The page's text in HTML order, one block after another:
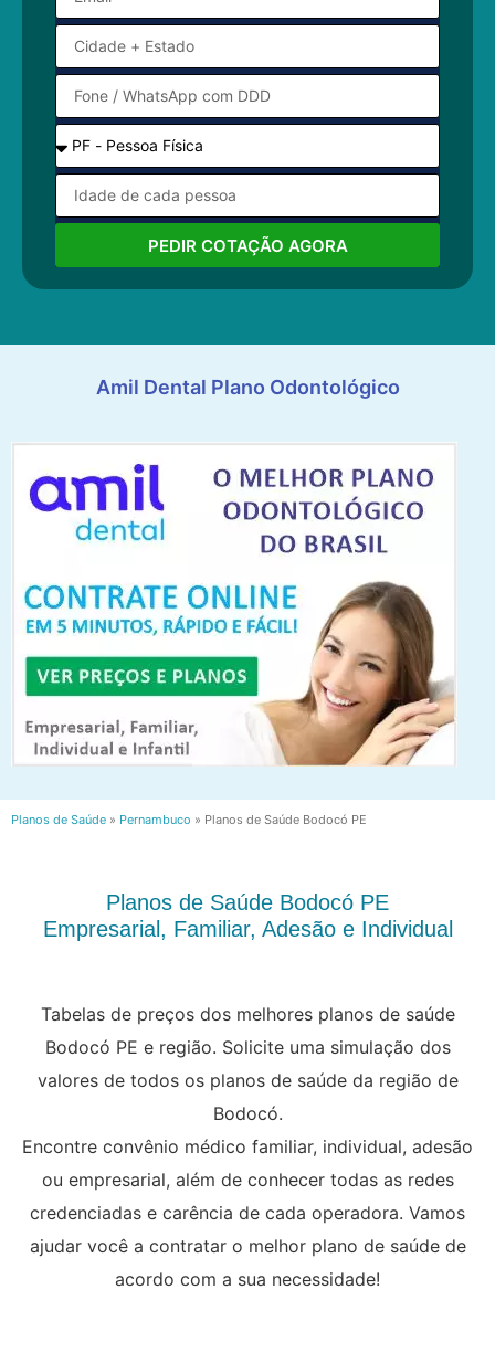
PEDIR COTAÇÃO AGORA
Amil Dental Plano Odontológico
Planos de Saúde » Pernambuco » Planos de Saúde Bodocó PE
Planos de Saúde Bodocó PE
Empresarial, Familiar, Adesão e Individual
Tabelas de preços dos melhores planos de saúde
Bodocó PE e região. Solicite uma simulação dos
valores de todos os planos de saúde da região de
Bodocó.
Encontre convênio médico familiar, individual, adesão
ou empresarial, além de conhecer todas as redes
credenciadas e carência de cada operadora. Vamos
ajudar você a contratar o melhor plano de saúde de
acordo com a sua necessidade!